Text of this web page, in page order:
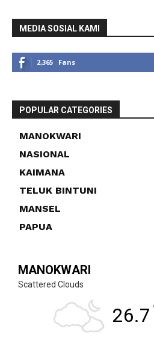
MEDIA SOSIAL KAMI
2,365 Fans
POPULAR CATEGORIES
MANOKWARI
NASIONAL
KAIMANA
TELUK BINTUNI
MANSEL
PAPUA
MANOKWARI
Scattered Clouds
26.7